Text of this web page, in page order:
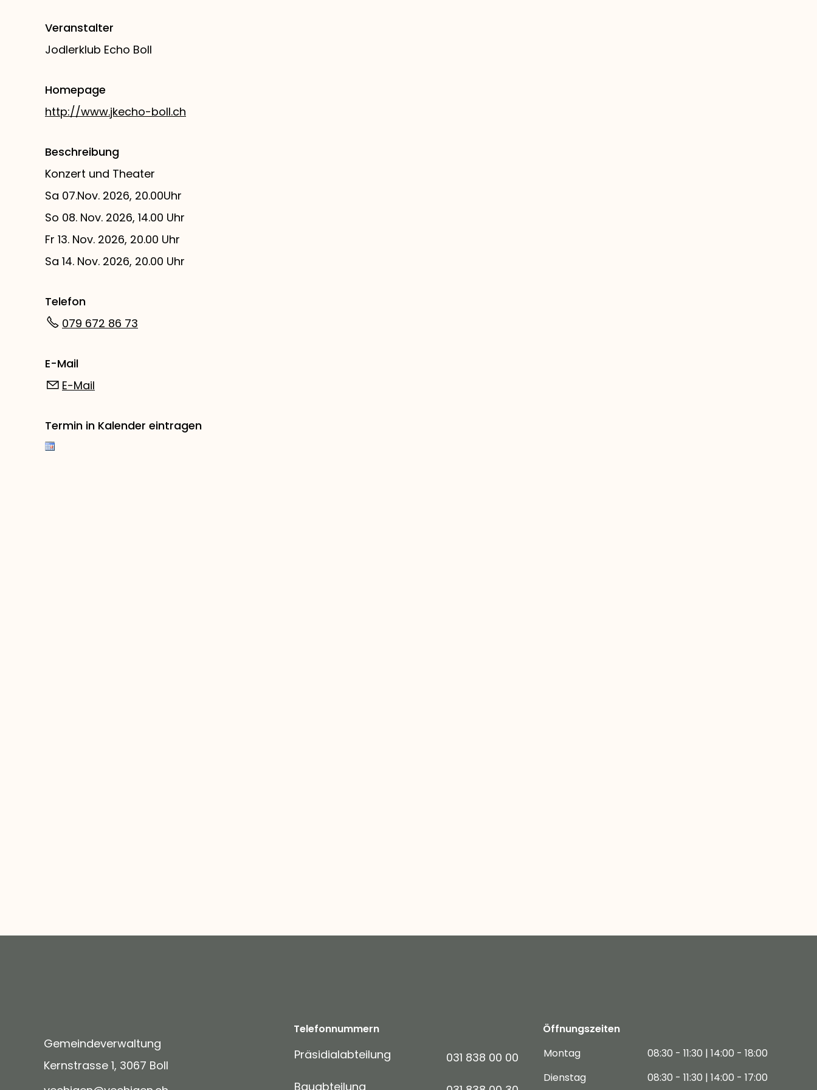
Veranstalter
Jodlerklub Echo Boll
Homepage
http://www.jkecho-boll.ch
Beschreibung
Konzert und Theater
Sa 07.Nov. 2026, 20.00Uhr
So 08. Nov. 2026, 14.00 Uhr
Fr 13. Nov. 2026, 20.00 Uhr
Sa 14. Nov. 2026, 20.00 Uhr
Telefon
079 672 86 73
E-Mail
E-Mail
Termin in Kalender eintragen
Gemeindeverwaltung
Kernstrasse 1, 3067 Boll
Telefonnummern
Präsidialabteilung
031 838 00 00
Bauabteilung
Öffnungszeiten
Montag
08:30 - 11:30 | 14:00 - 18:00
Dienstag
08:30 - 11:30 | 14:00 - 17:00